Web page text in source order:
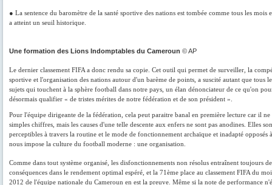
● La sentence du baromètre de la santé sportive des nations est tombée comme tous les mois
a atteint un seuil historique.
Une formation des Lions Indomptables du Cameroun © AP
Le dernier classement FIFA a donc rendu sa copie. Cet outil qui permet de surveiller, la
sportive et l'organisation des nations autour d'un barème de points, a suscité autant que tous
sujets qui touchent à la sphère football dans notre pays, un élan dénonciateur de ce qu'on
désormais qualifier « de tristes mérites de notre fédération et de son président ».
Pour l'équipe dirigeante de la fédération, cela peut paraitre banal en première lecture car il ne
simples chiffres, mais les causes d'une telle descente aux enfers ne sont pas anodines. Elles
perceptibles à travers la routine et le mode de fonctionnement archaïque et inadapté opposés
nous impose la culture du football moderne : une organisation.
Comme dans tout système organisé, les disfonctionnements non résolus entraînent toujours
conséquences dans le rendement optimal espéré, et la 71ème place au classement FIFA du
2012 de l'équipe nationale du Cameroun en est la preuve. Même si la note de performance